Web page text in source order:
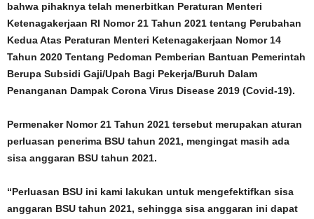
bahwa pihaknya telah menerbitkan Peraturan Menteri
Ketenagakerjaan RI Nomor 21 Tahun 2021 tentang Perubahan
Kedua Atas Peraturan Menteri Ketenagakerjaan Nomor 14
Tahun 2020 Tentang Pedoman Pemberian Bantuan Pemerintah
Berupa Subsidi Gaji/Upah Bagi Pekerja/Buruh Dalam
Penanganan Dampak Corona Virus Disease 2019 (Covid-19).
Permenaker Nomor 21 Tahun 2021 tersebut merupakan aturan
perluasan penerima BSU tahun 2021, mengingat masih ada
sisa anggaran BSU tahun 2021.
“Perluasan BSU ini kami lakukan untuk mengefektifkan sisa
anggaran BSU tahun 2021, sehingga sisa anggaran ini dapat